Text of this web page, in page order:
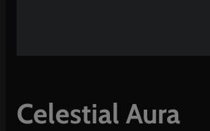
Celestial Aura